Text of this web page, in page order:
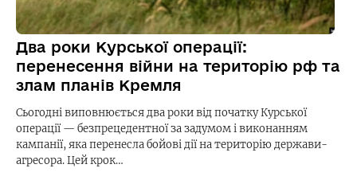
Два роки Курської операції:
перенесення війни на територію рф та
злам планів Кремля
Сьогодні виповнюється два роки від початку Курської
операції — безпрецедентної за задумом і виконанням
кампанії, яка перенесла бойові дії на територію держави-
агресора. Цей крок…